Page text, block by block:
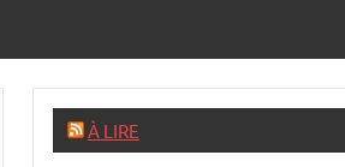
À LIRE